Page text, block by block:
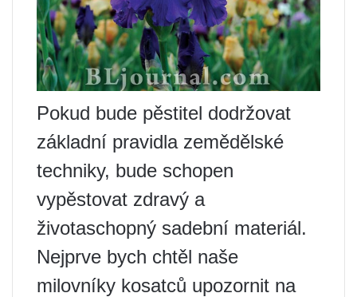
Pokud bude pěstitel dodržovat
základní pravidla zemědělské
techniky, bude schopen
vypěstovat zdravý a
životaschopný sadební materiál.
Nejprve bych chtěl naše
milovníky kosatců upozornit na